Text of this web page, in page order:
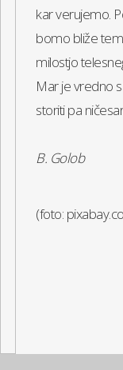
kar verujemo.
bomo bliže
milostjo
Mar je vredno
storiti pa
B. Golob
(foto: